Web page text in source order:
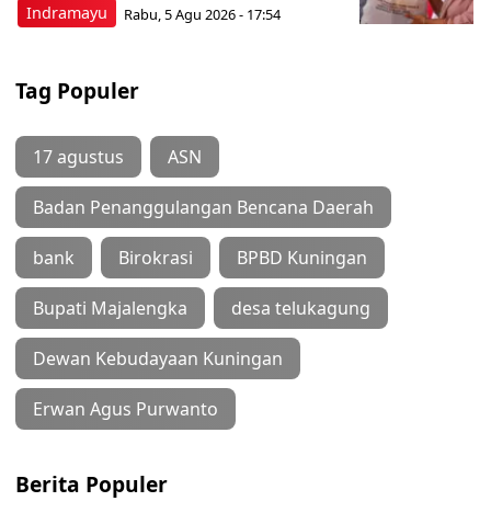
Indramayu Rabu, 5 Agu 2026 - 17:54
Tag Populer
17 agustus ASN
Badan Penanggulangan Bencana Daerah
bank Birokrasi BPBD Kuningan
Bupati Majalengka desa telukagung
Dewan Kebudayaan Kuningan
Erwan Agus Purwanto
Berita Populer